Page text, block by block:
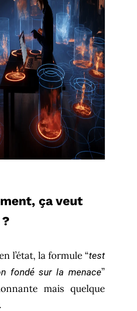
ça veut
l’état, la formule “test
fondé sur la menace”
mais quelque